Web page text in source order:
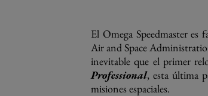
El Omega Speedmaster
Air and Space
inevitable que el primer
Professional, esta última
misiones espaciales.